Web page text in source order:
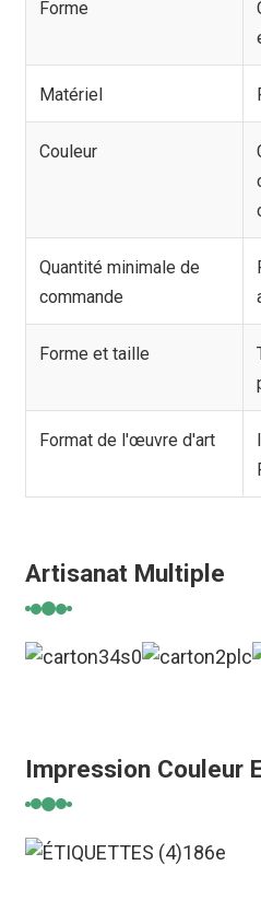
Forme
Matériel
Couleur
Quantité minimale de
commande
Forme et taille
Format de l'œuvre d'art
Artisanat Multiple
Impression Couleur